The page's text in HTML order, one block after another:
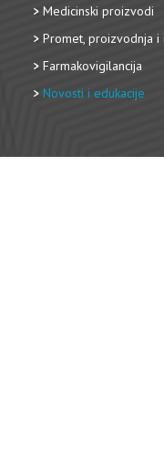
Medicinski proizvodi
Promet, proizvodnja i
Farmakovigilancija
Novosti i edukacije